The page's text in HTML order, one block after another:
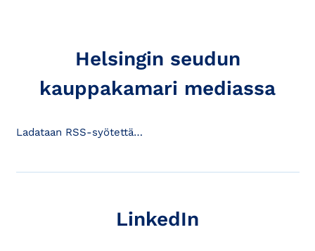
Helsingin seudun
kauppakamari mediassa
Ladataan RSS-syötettä…
LinkedIn